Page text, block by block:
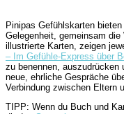
Pinipas Gefühlskarten
Gelegenheit, gemeinsam
illustrierte Karten, zeigen
– Im Gefühle-Express über
zu benennen, auszudrücken
neue, ehrliche Gespräche
Verbindung zwischen Eltern
TIPP: Wenn du Buch und